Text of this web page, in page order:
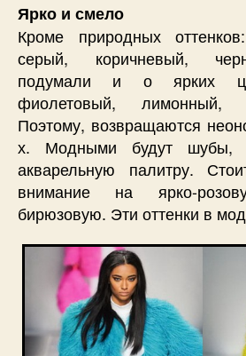
Ярко и смело
Кроме природных
серый, коричневый,
подумали и о ярких
фиолетовый, лимонный,
Поэтому, возвращаются
х. Модными будут шубы,
акварельную палитру.
внимание на ярко-
бирюзовую. Эти оттенки в